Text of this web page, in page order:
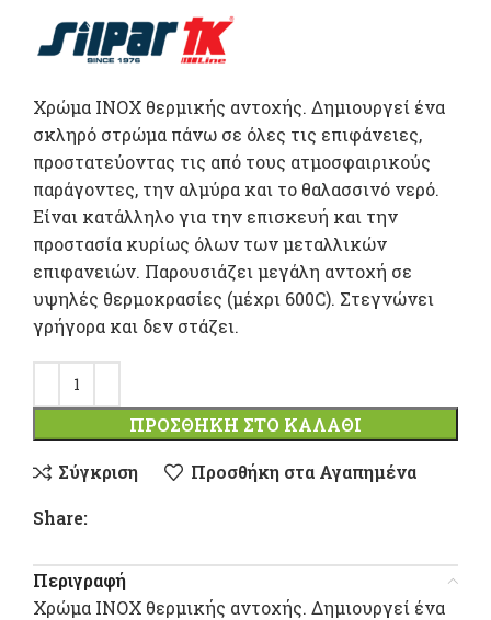
Χρώμα ΙΝΟΧ θερμικής αντοχής. Δημιουργεί ένα
σκληρό στρώμα πάνω σε όλες τις επιφάνειες,
προστατεύοντας τις από τους ατμοσφαιρικούς
παράγοντες, την αλμύρα και το θαλασσινό νερό.
Είναι κατάλληλο για την επισκευή και την
προστασία κυρίως όλων των μεταλλικών
επιφανειών. Παρουσιάζει μεγάλη αντοχή σε
υψηλές θερμοκρασίες (μέχρι 600C). Στεγνώνει
γρήγορα και δεν στάζει.
ΠΡΟΣΘΉΚΗ ΣΤΟ ΚΑΛΆΘΙ
Σύγκριση
Προσθήκη στα Αγαπημένα
Share:
Περιγραφή
Χρώμα ΙΝΟΧ θερμικής αντοχής. Δημιουργεί ένα